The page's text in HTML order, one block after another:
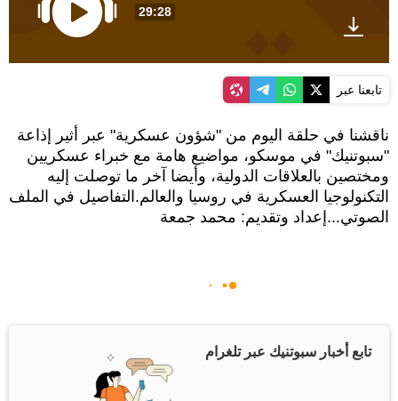
29:28
تابعنا عبر
ناقشنا في حلقة اليوم من "شؤون عسكرية" عبر أثير إذاعة
"سبوتنيك" في موسكو، مواضيع هامة مع خبراء عسكريين
ومختصين بالعلاقات الدولية، وأيضا آخر ما توصلت إليه
التكنولوجيا العسكرية في روسيا والعالم.التفاصيل في الملف
الصوتي...إعداد وتقديم: محمد جمعة
تابع أخبار سبوتنيك عبر تلغرام